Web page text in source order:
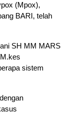
(Mpox),
BARI, telah
SH MM MARS
sistem